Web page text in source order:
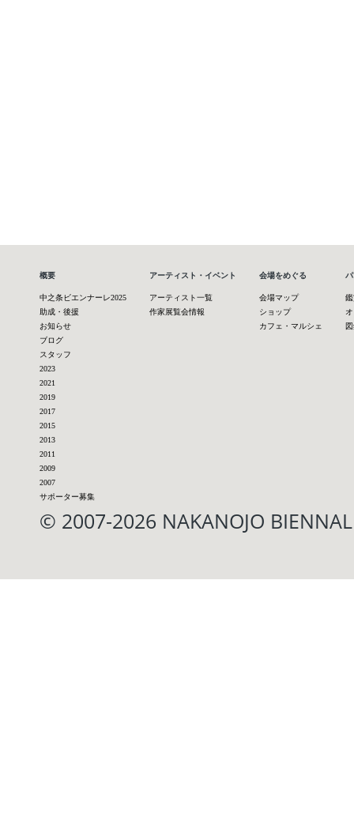
概要
中之条ビエンナーレ2025
助成・後援
お知らせ
ブログ
スタッフ
2023
2021
2019
2017
2015
2013
2011
2009
2007
サポーター募集
アーティスト・イベント
アーティスト一覧
作家展覧会情報
会場をめぐる
会場マップ
ショップ
カフェ・マルシェ
© 2007-2026 NAKANOJO